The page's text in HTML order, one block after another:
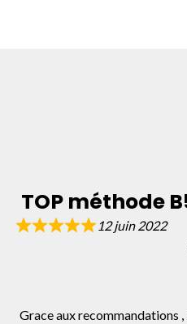
TOP méthode
12 juin 2022
Grace aux recommandations